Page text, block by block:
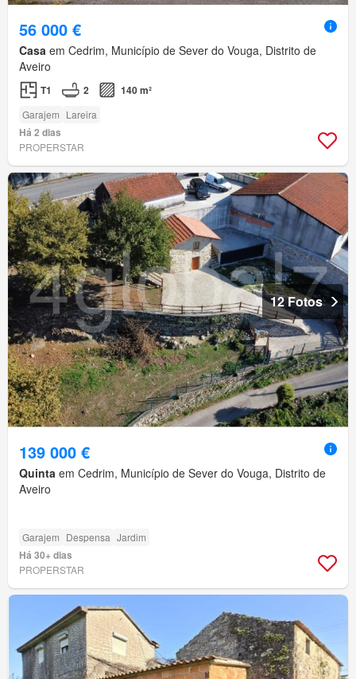
56 000 €
Casa em Cedrim, Município de Sever do Vouga, Distrito de
Aveiro
T1 2 140 m²
Garajem Lareira
Há 2 dias
PROPERSTAR
12 Fotos
139 000 €
Quinta em Cedrim, Município de Sever do Vouga, Distrito de
Aveiro
Garajem Despensa Jardim
Há 30+ dias
PROPERSTAR